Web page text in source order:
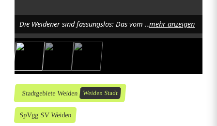
Die Weidener sind fassungslos: Das vom TSV Kornburg umjubelte 1:0 durch Cagli Firat. Foto: D. Nachtigallmehr anzeigen
Stadtgebiete Weiden Weiden Stadt
SpVgg SV Weiden